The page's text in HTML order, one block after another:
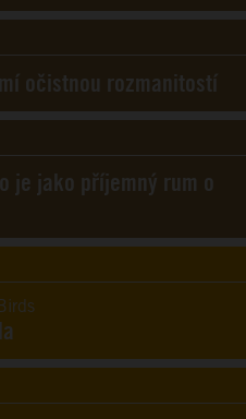
očistnou rozmanitostí
je jako příjemný rum o